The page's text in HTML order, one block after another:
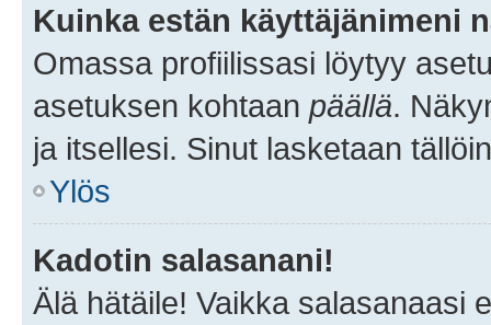
Kuinka estän käyttäjänimeni
Omassa profiilissasi löytyy
asetuksen kohtaan päällä.
ja itsellesi. Sinut lasketaan
Ylös
Kadotin salasanani!
Älä hätäile! Vaikka salasanaasi